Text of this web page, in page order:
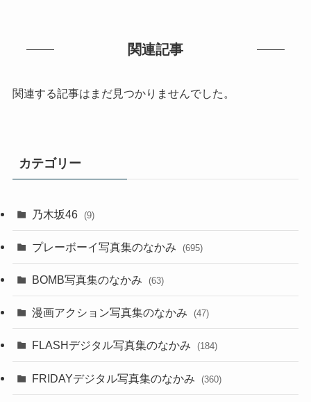
関連記事
関連する記事はまだ見つかりませんでした。
カテゴリー
乃木坂46 (9)
プレーボーイ写真集のなかみ (695)
BOMB写真集のなかみ (63)
漫画アクション写真集のなかみ (47)
FLASHデジタル写真集のなかみ (184)
FRIDAYデジタル写真集のなかみ (360)